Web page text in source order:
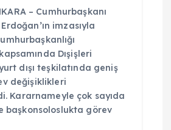
– Cumhurbaşkanı
imzasıyla
Dışişleri
yurt dışı teşkilatında geniş
değişiklikleri
Kararnameyle çok sayıda
başkonsoloslukta görev